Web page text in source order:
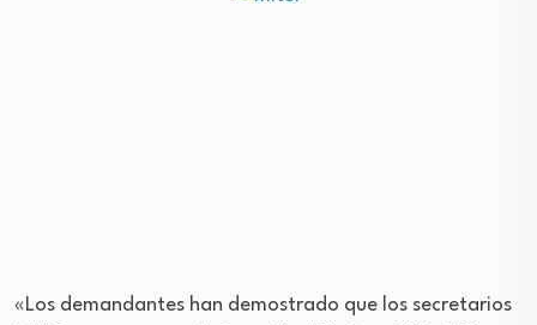
«Los demandantes han demostrado que los secretarios